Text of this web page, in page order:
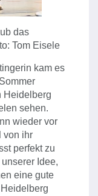
das
Tom Eisele
kam es
Heidelberg
sehen.
wieder vor
von ihr
perfekt zu
Idee,
eine gute